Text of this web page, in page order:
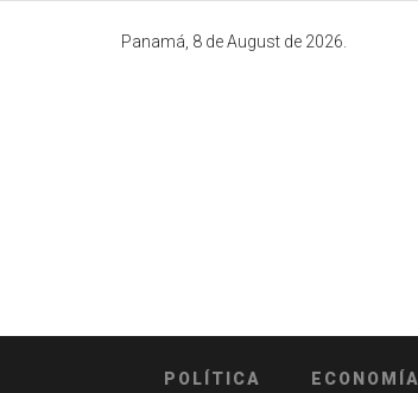
Panamá, 8 de August de 2026.
POLÍTICA ECONOMÍA